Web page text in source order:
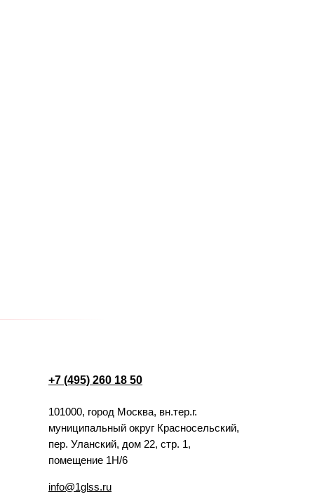
+7 (495) 260 18 50
101000, город Москва, вн.тер.г.
муниципальный округ Красносельский,
пер. Уланский, дом 22, стр. 1,
помещение 1Н/6
info@1glss.ru